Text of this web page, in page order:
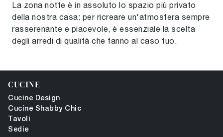
La zona notte è in assoluto lo spazio più privato
della nostra casa: per ricreare un'atmosfera sempre
rasserenante e piacevole, è essenziale la scelta
degli arredi di qualità che fanno al caso tuo.
CUCINE
Cucine Design
Cucine Shabby Chic
Tavoli
Sedie